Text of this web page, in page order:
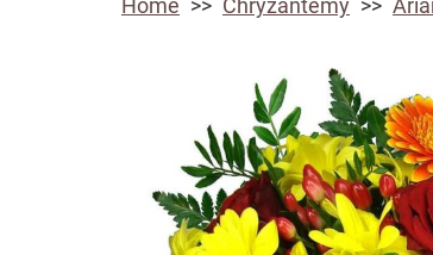
Home Chryzantémy